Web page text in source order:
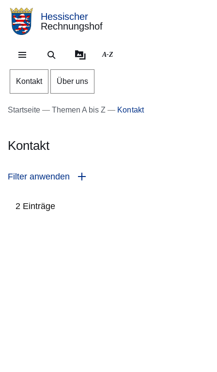
Hessischer
Rechnungshof
A-Z
Kontakt Über uns
Startseite Themen A bis Z Kontakt
Kontakt
Filter anwenden
2 Einträge